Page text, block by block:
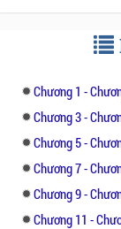
Nguyên
… Hình
quên đi,
P/s: Nữ
thích cái
lạnh với
Chương 1 -
Chương 3 -
Chương 5 -
Chương 7 -
Chương 9 -
Chương 11 -